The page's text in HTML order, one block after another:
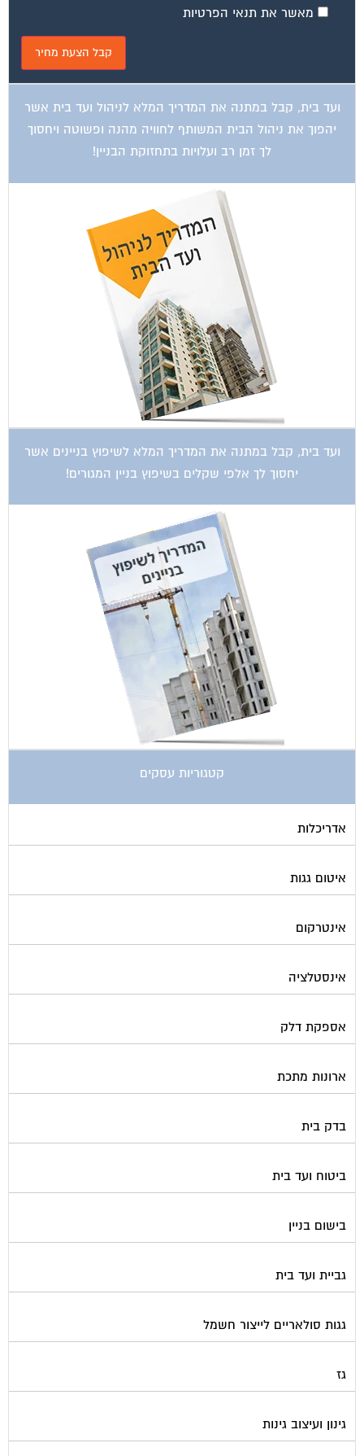
מאשר את תנאי הפרטיות
ועד בית, קבל במתנה את המדריך המלא לניהול ועד בית אשר
יהפוך את ניהול הבית המשותף לחוויה מהנה ופשוטה ויחסוך
לך זמן רב ועלויות בתחזוקת הבניין!
ועד בית, קבל במתנה את המדריך המלא לשיפוץ בניינים אשר
יחסוך לך אלפי שקלים בשיפוץ בניין המגורים!
קטגוריות עסקים
אדריכלות
איטום גגות
אינטרקום
אינסטלציה
אספקת דלק
ארונות מתכת
בדק בית
ביטוח ועד בית
בישום בניין
גביית ועד בית
גגות סולאריים לייצור חשמל
גז
גינון ועיצוב גינות